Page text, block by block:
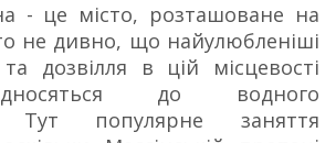
- це місто, розташоване на
не дивно, що найулюбленіші
дозвілля в цій місцевості
до водного
Тут популярне заняття